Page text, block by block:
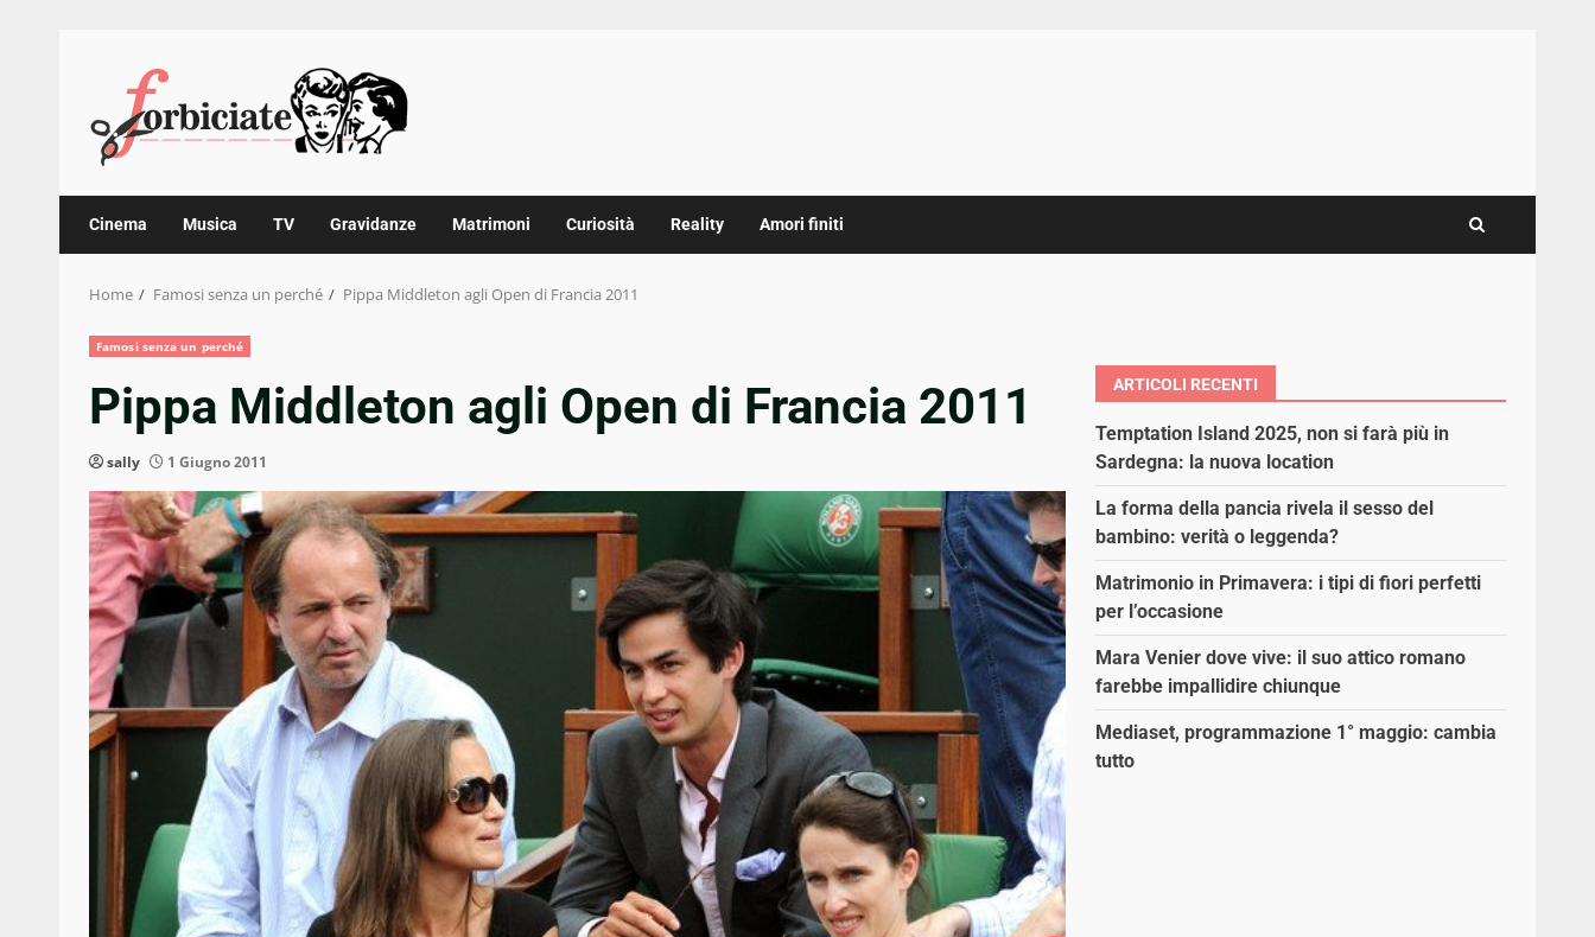
content
Cinema Musica TV Gravidanze Matrimoni Curiosità Reality Amori finiti
Home Famosi senza un perché Pippa Middleton agli Open di Francia 2011
Famosi senza un perché
Pippa Middleton agli Open di Francia 2011
sally 1 Giugno 2011
ARTICOLI RECENTI
Temptation Island 2025, non si farà più in
Sardegna: la nuova location
La forma della pancia rivela il sesso del
bambino: verità o leggenda?
Matrimonio in Primavera: i tipi di fiori perfetti
per l’occasione
Mara Venier dove vive: il suo attico romano
farebbe impallidire chiunque
Mediaset, programmazione 1° maggio: cambia
tutto